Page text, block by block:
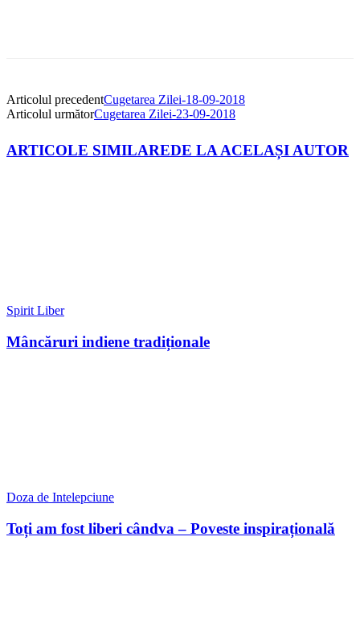
Articolul precedentCugetarea Zilei-18-09-2018
Articolul următorCugetarea Zilei-23-09-2018
ARTICOLE SIMILAREDE LA ACELAȘI AUTOR
Spirit Liber
Mâncăruri indiene tradiționale
Doza de Intelepciune
Toți am fost liberi cândva – Poveste inspirațională